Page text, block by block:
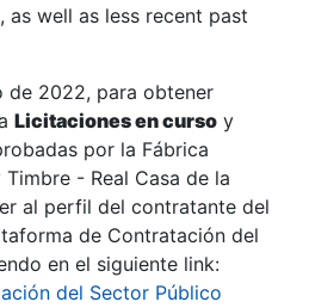
as well as less recent past
2022, para obtener
Licitaciones en curso y
por la Fábrica
- Real Casa de la
al perfil del contratante del
de Contratación del
en el siguiente link:
del Sector Público